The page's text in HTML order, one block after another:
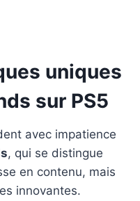
uniques
sur PS5
avec impatience
, qui se distingue
en contenu, mais
innovantes.